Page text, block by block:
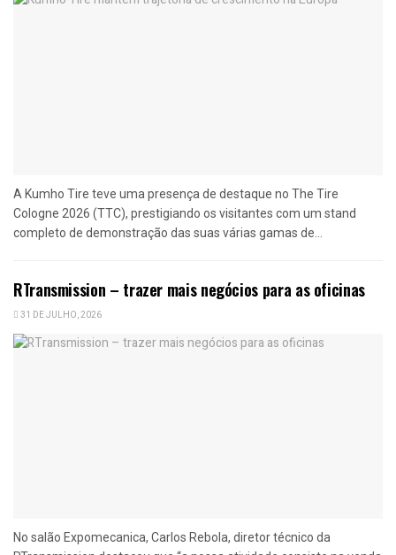
A Kumho Tire teve uma presença de destaque no The Tire
Cologne 2026 (TTC), prestigiando os visitantes com um stand
completo de demonstração das suas várias gamas de...
RTransmission – trazer mais negócios para as oficinas
31 DE JULHO, 2026
No salão Expomecanica, Carlos Rebola, diretor técnico da